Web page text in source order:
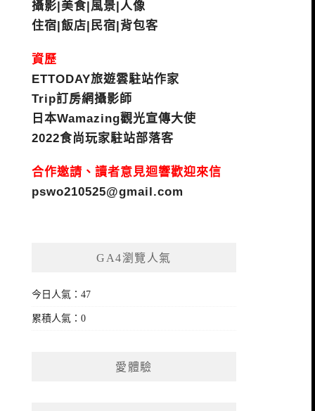
攝影|美食|風景|人像
住宿|飯店|民宿|背包客
資歷
ETTODAY旅遊雲駐站作家
Trip訂房網攝影師
日本Wamazing觀光宣傳大使
2022食尚玩家駐站部落客
合作邀請、讀者意見迴響歡迎來信
pswo210525@gmail.com
GA4瀏覽人氣
今日人氣：47
累積人氣：0
愛體驗